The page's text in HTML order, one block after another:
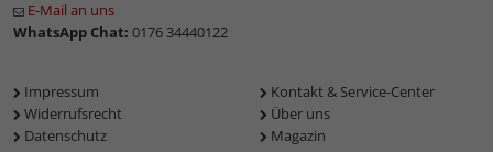
E-Mail an uns
WhatsApp Chat: 0176 34440122
Impressum
Widerrufsrecht
Datenschutz
Kontakt & Service-Center
Über uns
Magazin